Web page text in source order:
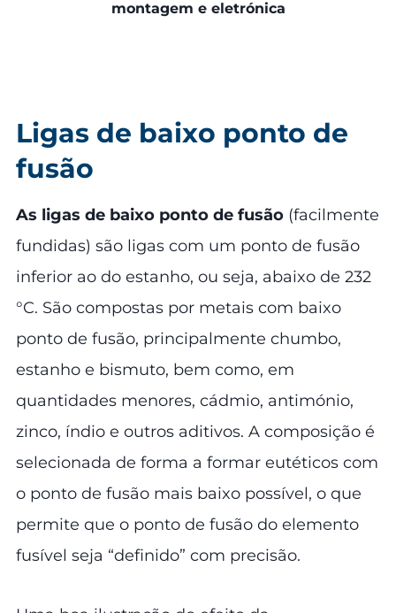
montagem e eletrónica
Ligas de baixo ponto de
fusão
As ligas de baixo ponto de fusão (facilmente
fundidas) são ligas com um ponto de fusão
inferior ao do estanho, ou seja, abaixo de 232
°C. São compostas por metais com baixo
ponto de fusão, principalmente chumbo,
estanho e bismuto, bem como, em
quantidades menores, cádmio, antimónio,
zinco, índio e outros aditivos. A composição é
selecionada de forma a formar eutéticos com
o ponto de fusão mais baixo possível, o que
permite que o ponto de fusão do elemento
fusível seja “definido” com precisão.